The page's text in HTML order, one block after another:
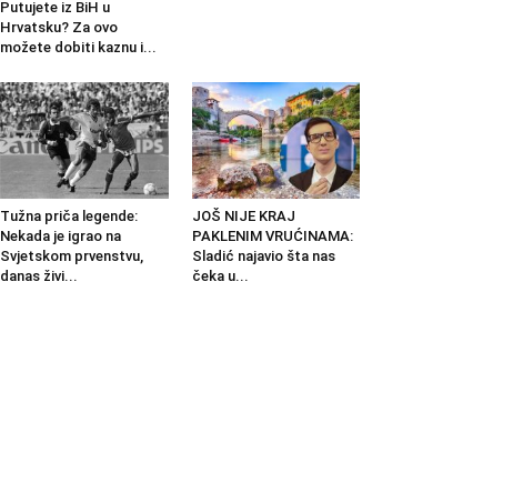
Putujete iz BiH u
Hrvatsku? Za ovo
možete dobiti kaznu i...
Tužna priča legende:
Nekada je igrao na
Svjetskom prvenstvu,
danas živi...
JOŠ NIJE KRAJ
PAKLENIM VRUĆINAMA:
Sladić najavio šta nas
čeka u...